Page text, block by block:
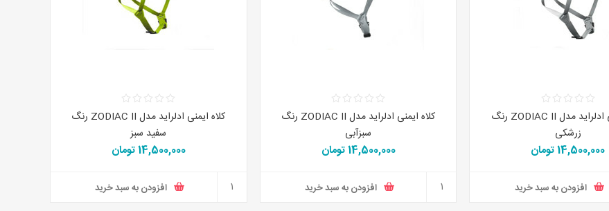
کلاه ایمنی ادلراید مدل ZODIAC II رنگ
زرشکی
14,500,000 تومان
افزودن به سبد خرید
کلاه ایمنی ادلراید مدل ZODIAC II رنگ
سبزآبی
14,500,000 تومان
افزودن به سبد خرید
کلاه ایمنی ادلراید مدل ZODIAC II رنگ
سفید سبز
14,500,000 تومان
افزودن به سبد خرید